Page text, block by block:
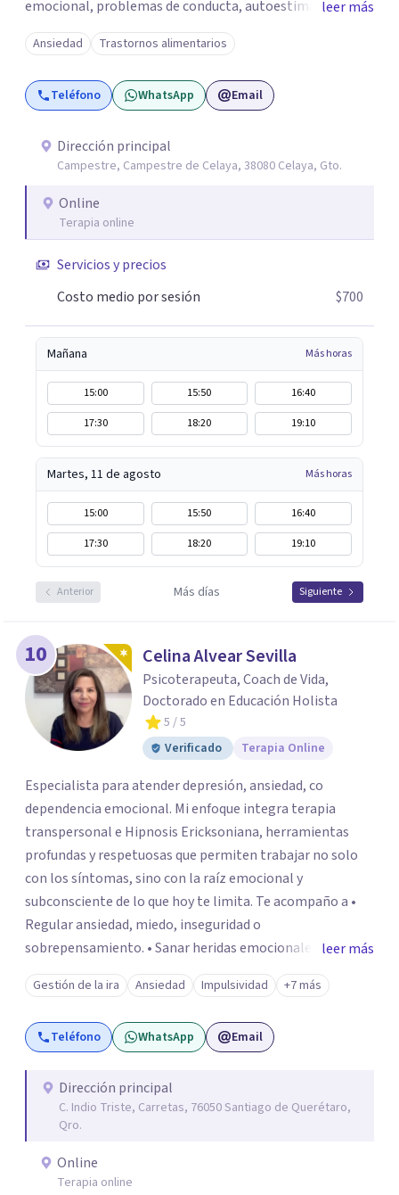
emocional, problemas de conducta, autoestima y
desarrollo de habilidades sociales y emocionales en
población infantil y juvenil. Me mantengo en constante
formación y actualización para brindar el
acompañamiento más efectivo a cada persona. Ofrezco
alimentación consciente, adaptado a las necesidades de
cada paciente y su familia. Atiendo de forma online.
Puedes reservar tu primera sesión directamente desde mi
perfil.
leer más
Ansiedad Trastornos alimentarios
Teléfono WhatsApp Email
Dirección principal
Campestre, Campestre de Celaya, 38080 Celaya, Gto.
Online
Terapia online
Servicios y precios
Costo medio por sesión
$700
Mañana Más horas
15:00 15:50
16:40
17:30
18:20 19:10
Martes, 11 de agosto Más horas
15:00 15:50
16:40
17:30
18:20 19:10
Anterior Más días Siguiente
10 Celina Alvear Sevilla
Psicoterapeuta, Coach de Vida,
Doctorado en Educación Holista
5 / 5
Verificado
Terapia Online
Especialista para atender depresión, ansiedad, co
dependencia emocional. Mi enfoque integra terapia
transpersonal e Hipnosis Ericksoniana, herramientas
profundas y respetuosas que permiten trabajar no solo
con los síntomas, sino con la raíz emocional y
subconsciente de lo que hoy te limita. Te acompaño a •
Regular ansiedad, miedo, inseguridad o
sobrepensamiento. • Sanar heridas emocionales y
fortalecer tu autoestima. . Comprender por qué repites
ciertos patrones o emociones. Puedes superar lo que te
preocupa y lograr tus objetivos más pronto de lo que
imaginas. Contáctame por Wahtsapp. Puedo ayudarte.
leer más
Gestión de la ira Ansiedad Impulsividad +7 más
Teléfono WhatsApp Email
Dirección principal
C. Indio Triste, Carretas, 76050 Santiago de Querétaro,
Qro.
Online
Terapia online